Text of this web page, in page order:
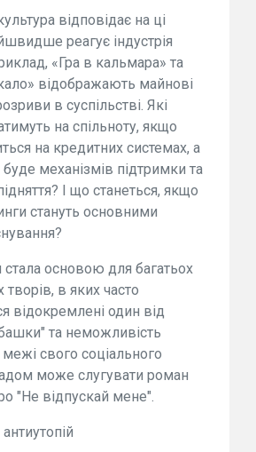
відповідає на ці
реагує індустрія
«Гра в кальмара» та
відображають майнові
в суспільстві. Які
на спільноту, якщо
на кредитних системах, а
механізмів підтримки та
І що станеться, якщо
стануть основними
стала основою для багатьох
творів, в яких часто
відокремлені один від
та неможливість
свого соціального
може слугувати роман
"Не відпускай мене".